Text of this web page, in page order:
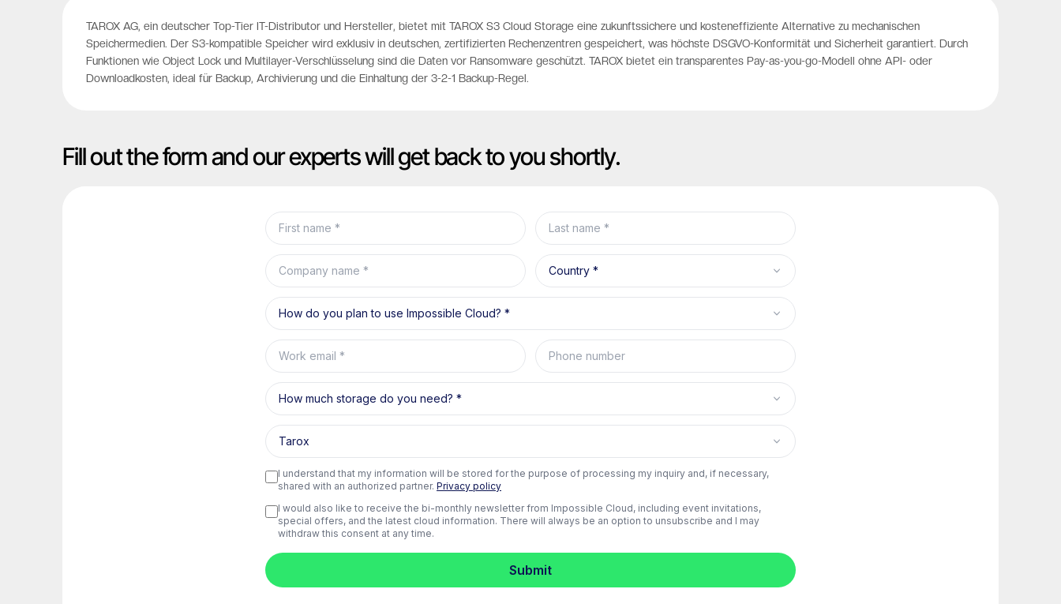
TAROX AG, ein deutscher Top-Tier IT-Distributor und Hersteller, bietet mit TAROX S3 Cloud Storage eine zukunftssichere und kosteneffiziente Alternative zu mechanischen
Speichermedien. Der S3-kompatible Speicher wird exklusiv in deutschen, zertifizierten Rechenzentren gespeichert, was höchste DSGVO-Konformität und Sicherheit garantiert. Durch
Funktionen wie Object Lock und Multilayer-Verschlüsselung sind die Daten vor Ransomware geschützt. TAROX bietet ein transparentes Pay-as-you-go-Modell ohne API- oder
Downloadkosten, ideal für Backup, Archivierung und die Einhaltung der 3-2-1 Backup-Regel.
Fill out the form and our experts will get back to you shortly.